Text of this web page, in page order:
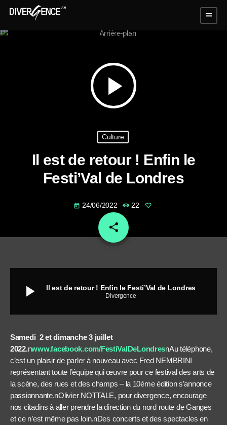
menu
play_arrow
Culture
Il est de retour ! Enfin le
Festi’Val de Londres
today 24/06/2022 22
share
email
play_arrow Il est de retour ! Enfin le Festi’Val de Londres
Divergence
Samedi 2 et dimanche 3 juillet
2022.nwww.facebook.com/FestiValDeLondresnAu téléphone,
c’est un plaisir de parler à nouveau avec Fred NEMBRINI
représentant toute l’équipe qui œuvre pour ce festival des arts de
la scène, des rues et des champs – la 10éme édition s’annonce
passionnante.nOlivier NOTTALE, pour divergence, encourage
nos citadins à aller prendre la direction du nord route de Ganges
et ce n’est même pas loin.nDes concerts et des spectacles en